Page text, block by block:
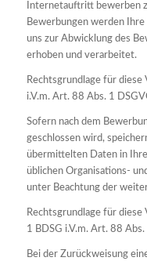
Internetauftritt bewerben
Bewerbungen werden
uns zur Abwicklung des
erhoben und verarbeitet.
Rechtsgrundlage für diese
i.V.m. Art. 88 Abs. 1
Sofern nach dem
geschlossen wird,
übermittelten Daten in
üblichen Organisations-
unter Beachtung der
Rechtsgrundlage für diese
1 BDSG i.V.m. Art. 88
Bei der Zurückweisung